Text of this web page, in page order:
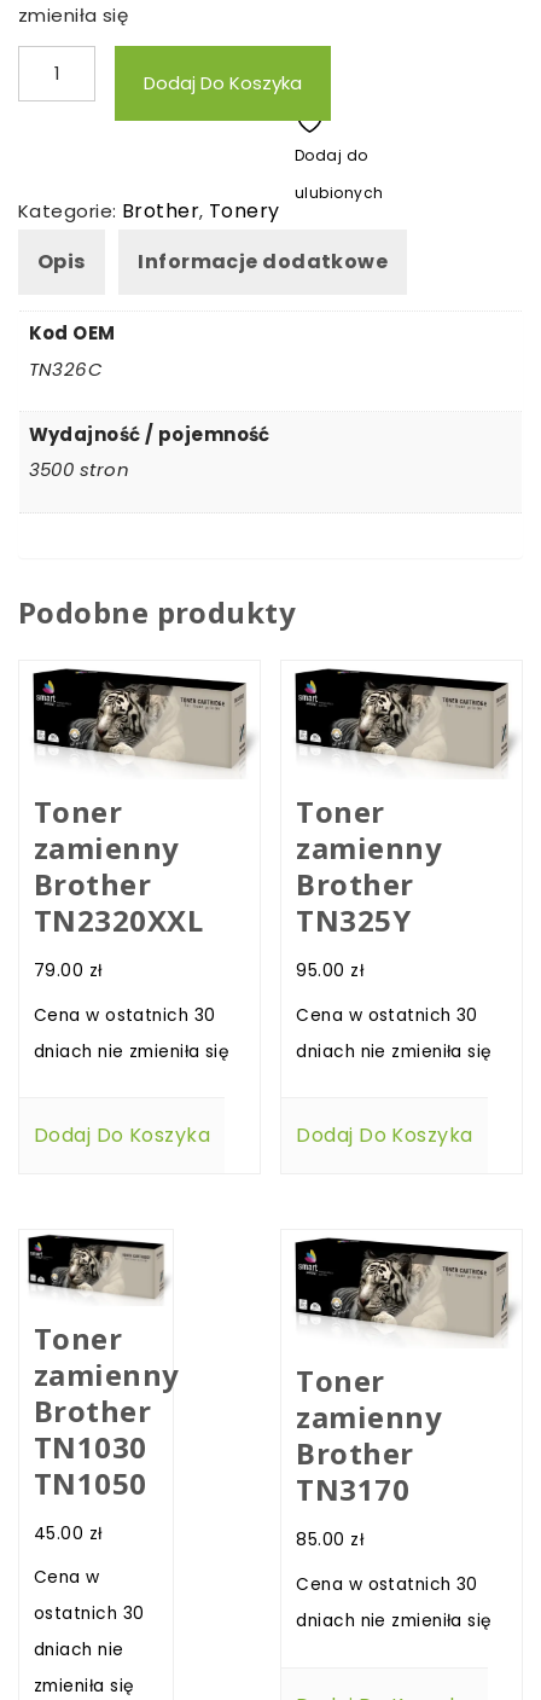
zmieniła się
ilość
Toner
TN326C
Dodaj Do Koszyka
Dodaj do
ulubionych
Kategorie: Brother, Tonery
Opis
Informacje dodatkowe
Kod OEM
TN326C
Wydajność / pojemność
3500 stron
Podobne produkty
Toner
zamienny
Brother
TN2320XXL
79.00 zł
Cena w ostatnich 30
dniach nie zmieniła się
Dodaj Do Koszyka
Toner
zamienny
Brother
TN325Y
95.00 zł
Cena w ostatnich 30
dniach nie zmieniła się
Dodaj Do Koszyka
Toner
zamienny
Brother
TN1030
TN1050
45.00 zł
Cena w
ostatnich 30
dniach nie
zmieniła się
Toner
zamienny
Brother
TN3170
85.00 zł
Cena w ostatnich 30
dniach nie zmieniła się